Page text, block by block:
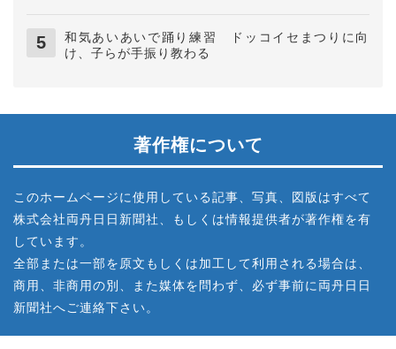
和気あいあいで踊り練習 ドッコイセまつりに向
け、子らが手振り教わる
著作権について
このホームページに使用している記事、写真、図版はすべて
株式会社両丹日日新聞社、もしくは情報提供者が著作権を有
しています。
全部または一部を原文もしくは加工して利用される場合は、
商用、非商用の別、また媒体を問わず、必ず事前に両丹日日
新聞社へご連絡下さい。